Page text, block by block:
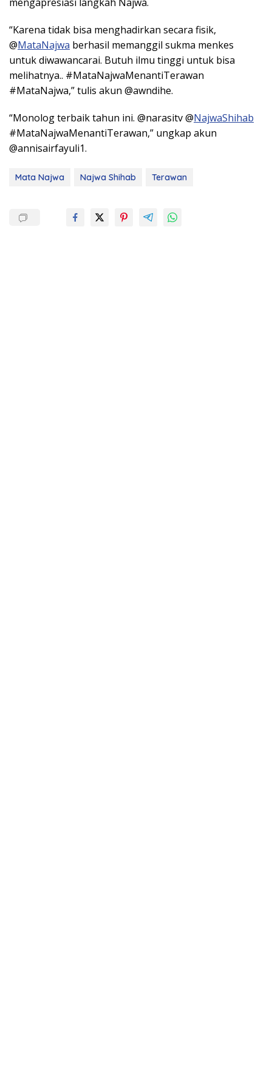
“Karena tidak bisa menghadirkan secara fisik,
@MataNajwa berhasil memanggil sukma menkes
untuk diwawancarai. Butuh ilmu tinggi untuk bisa
melihatnya.. #MataNajwaMenantiTerawan
#MataNajwa,” tulis akun @awndihe.
“Monolog terbaik tahun ini. @narasitv @NajwaShihab
#MataNajwaMenantiTerawan,” ungkap akun
@annisairfayuli1.
Mata Najwa Najwa Shihab Terawan